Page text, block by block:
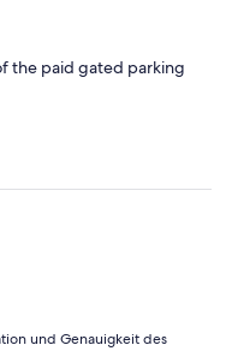
the paid gated parking
und Genauigkeit des